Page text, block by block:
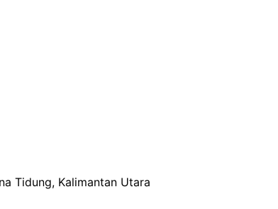
Tidung, Kalimantan Utara